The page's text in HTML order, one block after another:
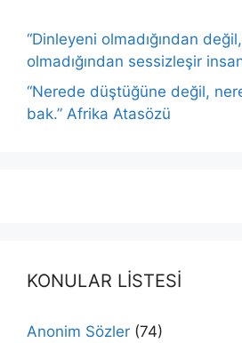
“Dinleyeni olmadığından
olmadığından sessizleşir
“Nerede düştüğüne değil,
bak.” Afrika Atasözü
KONULAR LİSTESİ
Anonim Sözler (74)